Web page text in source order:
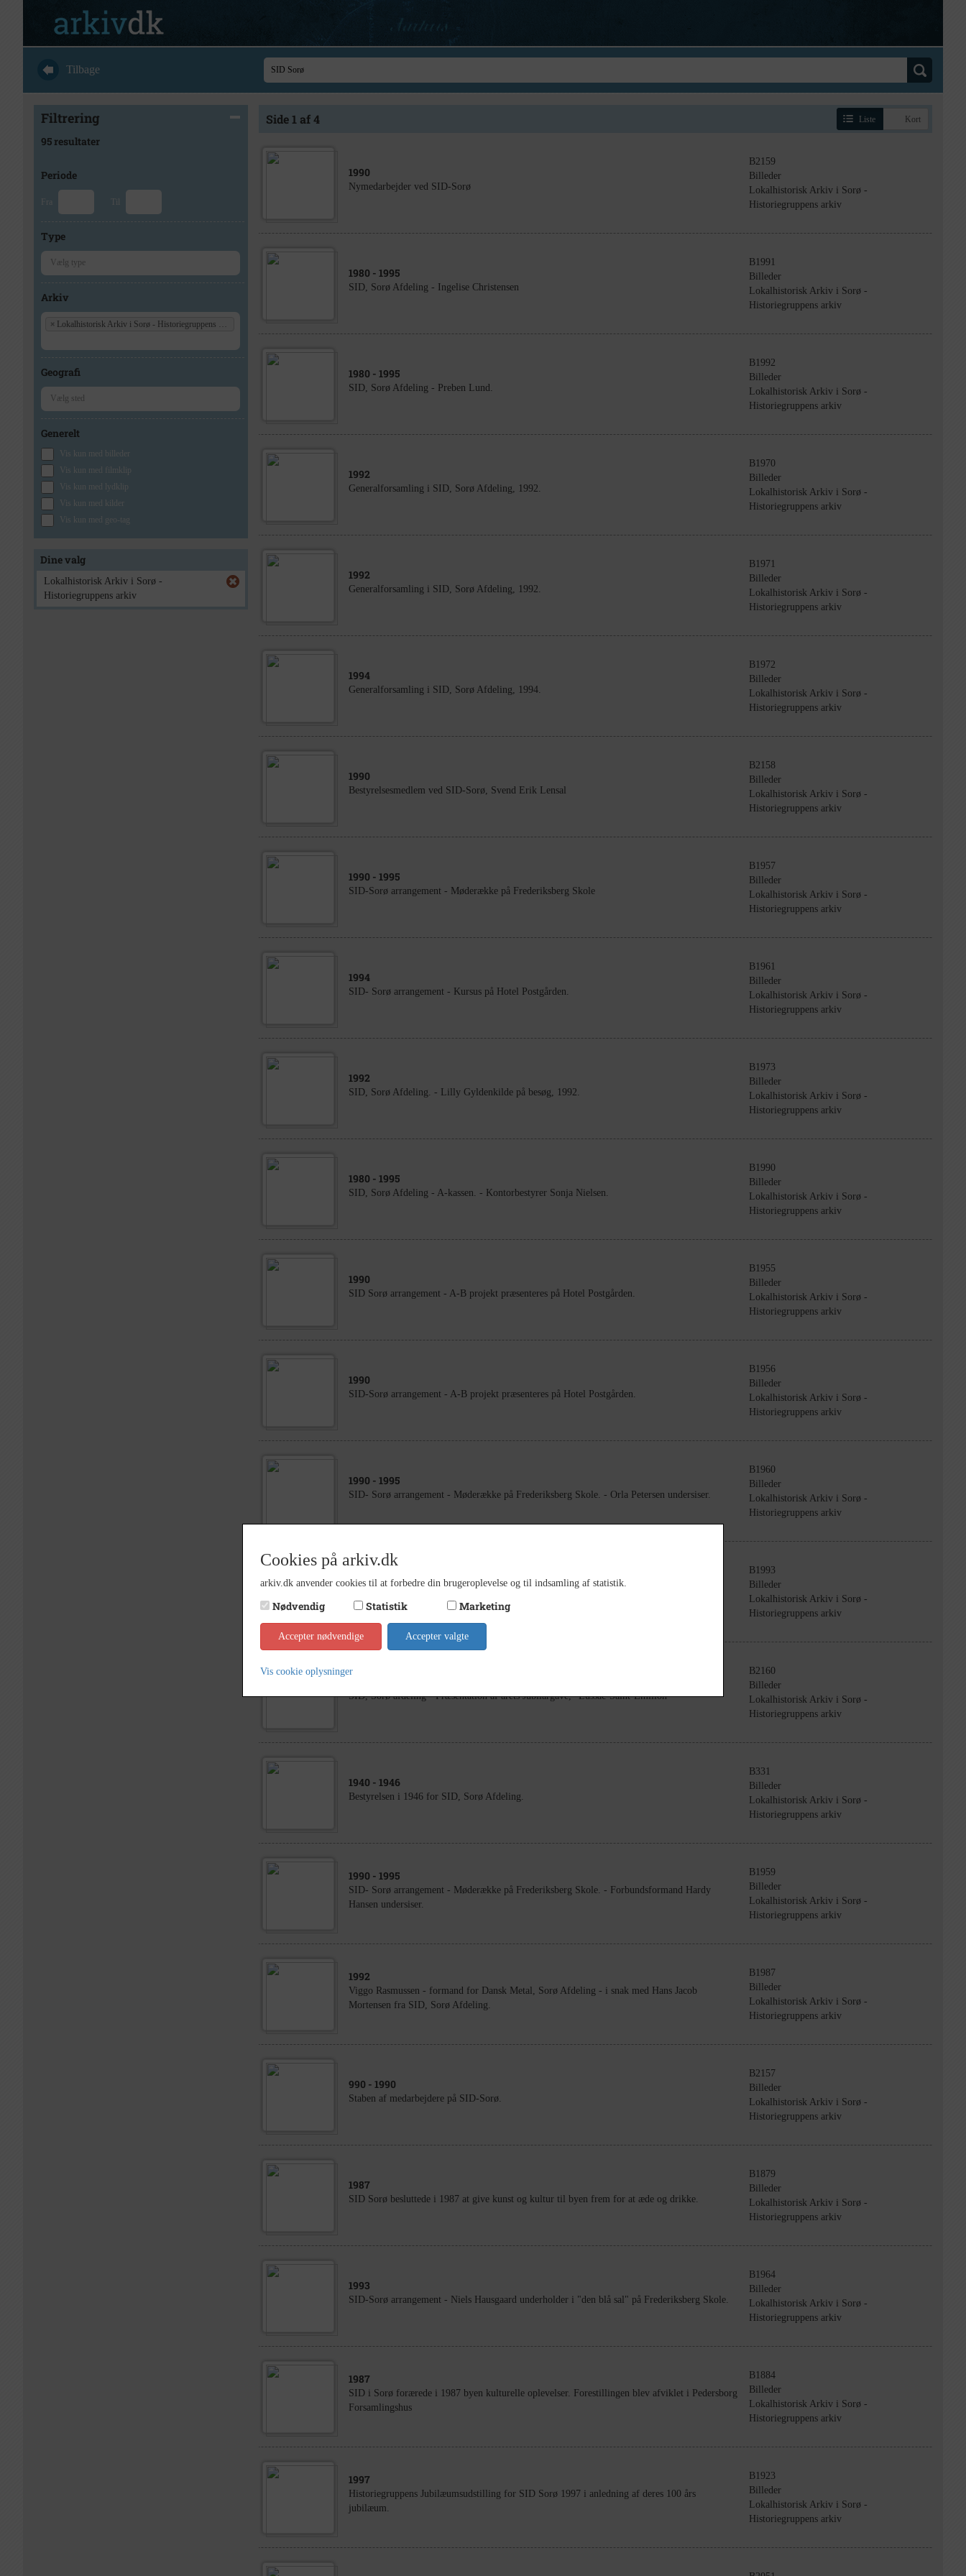
Tilbage
Filtrering
95 resultater
Periode
Fra Til
Type
Arkiv
× Lokalhistorisk Arkiv i Sorø - Historiegruppens arkiv
Geografi
Generelt
Vis kun med billeder
Vis kun med filmklip
Vis kun med lydklip
Vis kun med kilder
Vis kun med geo-tag
Dine valg
Lokalhistorisk Arkiv i Sorø -
Historiegruppens arkiv
Side 1 af 4 Liste Kort
1990
Nymedarbejder ved SID-Sorø
B2159
Billeder
Lokalhistorisk Arkiv i Sorø -
Historiegruppens arkiv
1980 - 1995
SID, Sorø Afdeling - Ingelise Christensen
B1991
Billeder
Lokalhistorisk Arkiv i Sorø -
Historiegruppens arkiv
1980 - 1995
SID, Sorø Afdeling - Preben Lund.
B1992
Billeder
Lokalhistorisk Arkiv i Sorø -
Historiegruppens arkiv
1992
Generalforsamling i SID, Sorø Afdeling, 1992.
B1970
Billeder
Lokalhistorisk Arkiv i Sorø -
Historiegruppens arkiv
1992
Generalforsamling i SID, Sorø Afdeling, 1992.
B1971
Billeder
Lokalhistorisk Arkiv i Sorø -
Historiegruppens arkiv
1994
Generalforsamling i SID, Sorø Afdeling, 1994.
B1972
Billeder
Lokalhistorisk Arkiv i Sorø -
Historiegruppens arkiv
1990
Bestyrelsesmedlem ved SID-Sorø, Svend Erik Lensal
B2158
Billeder
Lokalhistorisk Arkiv i Sorø -
Historiegruppens arkiv
1990 - 1995
SID-Sorø arrangement - Møderække på Frederiksberg Skole
B1957
Billeder
Lokalhistorisk Arkiv i Sorø -
Historiegruppens arkiv
1994
SID- Sorø arrangement - Kursus på Hotel Postgården.
B1961
Billeder
Lokalhistorisk Arkiv i Sorø -
Historiegruppens arkiv
1992
SID, Sorø Afdeling. - Lilly Gyldenkilde på besøg, 1992.
B1973
Billeder
Lokalhistorisk Arkiv i Sorø -
Historiegruppens arkiv
1980 - 1995
SID, Sorø Afdeling - A-kassen. - Kontorbestyrer Sonja Nielsen.
B1990
Billeder
Lokalhistorisk Arkiv i Sorø -
Historiegruppens arkiv
1990
SID Sorø arrangement - A-B projekt præsenteres på Hotel Postgården.
B1955
Billeder
Lokalhistorisk Arkiv i Sorø -
Historiegruppens arkiv
1990
SID-Sorø arrangement - A-B projekt præsenteres på Hotel Postgården.
B1956
Billeder
Lokalhistorisk Arkiv i Sorø -
Historiegruppens arkiv
1990 - 1995
SID- Sorø arrangement - Møderække på Frederiksberg Skole. - Orla Petersen undersiser.
B1960
Billeder
Lokalhistorisk Arkiv i Sorø -
Historiegruppens arkiv
1990
B1993
Billeder
Lokalhistorisk Arkiv i Sorø -
Historiegruppens arkiv
SID, Sorø afdeling - Præsentation af årets Jubilargave, "Lussac-Saint-Emilion"
B2160
Billeder
Lokalhistorisk Arkiv i Sorø -
Historiegruppens arkiv
1940 - 1946
Bestyrelsen i 1946 for SID, Sorø Afdeling.
B331
Billeder
Lokalhistorisk Arkiv i Sorø -
Historiegruppens arkiv
1990 - 1995
SID- Sorø arrangement - Møderække på Frederiksberg Skole. - Forbundsformand Hardy
Hansen undersiser.
B1959
Billeder
Lokalhistorisk Arkiv i Sorø -
Historiegruppens arkiv
1992
Viggo Rasmussen - formand for Dansk Metal, Sorø Afdeling - i snak med Hans Jacob
Mortensen fra SID, Sorø Afdeling.
B1987
Billeder
Lokalhistorisk Arkiv i Sorø -
Historiegruppens arkiv
990 - 1990
Staben af medarbejdere på SID-Sorø.
B2157
Billeder
Lokalhistorisk Arkiv i Sorø -
Historiegruppens arkiv
1987
SID Sorø besluttede i 1987 at give kunst og kultur til byen frem for at æde og drikke.
B1879
Billeder
Lokalhistorisk Arkiv i Sorø -
Historiegruppens arkiv
1993
SID-Sorø arrangement - Niels Hausgaard underholder i "den blå sal" på Frederiksberg Skole.
B1964
Billeder
Lokalhistorisk Arkiv i Sorø -
Historiegruppens arkiv
1987
SID i Sorø forærede i 1987 byen kulturelle oplevelser. Forestillingen blev afviklet i Pedersborg
Forsamlingshus
B1884
Billeder
Lokalhistorisk Arkiv i Sorø -
Historiegruppens arkiv
1997
Historiegruppens Jubilæumsudstilling for SID Sorø 1997 i anledning af deres 100 års
jubilæum.
B1923
Billeder
Lokalhistorisk Arkiv i Sorø -
Historiegruppens arkiv
Cookies på arkiv.dk
arkiv.dk anvender cookies til at forbedre din brugeroplevelse og til indsamling af statistik.
Nødvendig Statistik Marketing
Accepter nødvendige Accepter valgte
Vis cookie oplysninger